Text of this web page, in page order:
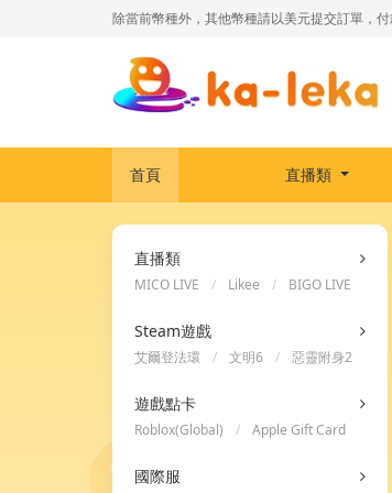
除當前幣種外，其他幣種請以美元提交訂單，
首頁 直播類
直播類
MICO LIVE / Likee / BIGO LIVE
Steam遊戲
艾爾登法環 / 文明6 / 惡靈附身2
遊戲點卡
Roblox(Global) /
Apple Gift Card
國際服